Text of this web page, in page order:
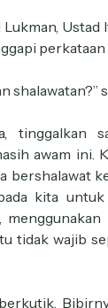
perkataan
shalawatan?”
awam ini.
bershalawat
kita untuk
tidak wajib